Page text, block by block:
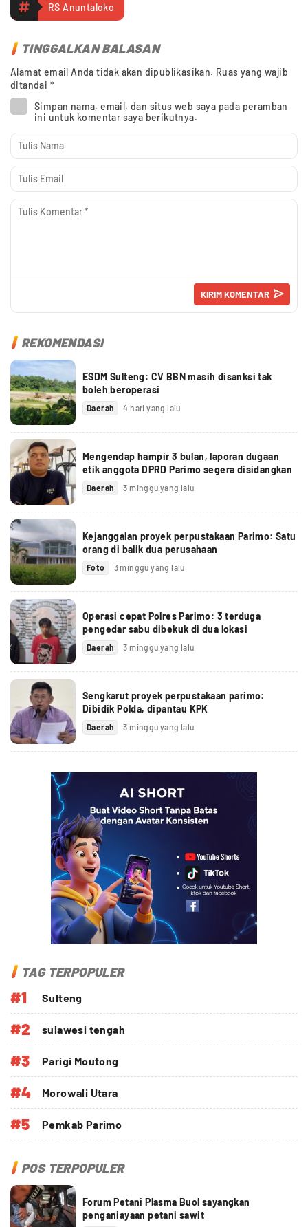
RS Anuntaloko
TINGGALKAN BALASAN
Alamat email Anda tidak akan dipublikasikan. Ruas yang wajib
ditandai *
Simpan nama, email, dan situs web saya pada peramban
ini untuk komentar saya berikutnya.
REKOMENDASI
ESDM Sulteng: CV BBN masih disanksi tak
boleh beroperasi
Daerah 4 hari yang lalu
Mengendap hampir 3 bulan, laporan dugaan
etik anggota DPRD Parimo segera disidangkan
Daerah 3 minggu yang lalu
Kejanggalan proyek perpustakaan Parimo: Satu
orang di balik dua perusahaan
Foto 3 minggu yang lalu
Operasi cepat Polres Parimo: 3 terduga
pengedar sabu dibekuk di dua lokasi
Daerah 3 minggu yang lalu
Sengkarut proyek perpustakaan parimo:
Dibidik Polda, dipantau KPK
Daerah 3 minggu yang lalu
TAG TERPOPULER
#1 Sulteng
#2 sulawesi tengah
#3 Parigi Moutong
#4 Morowali Utara
#5 Pemkab Parimo
POS TERPOPULER
Forum Petani Plasma Buol sayangkan
penganiayaan petani sawit